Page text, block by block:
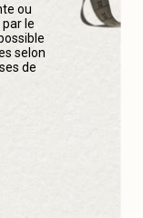
ou
le
selon
de